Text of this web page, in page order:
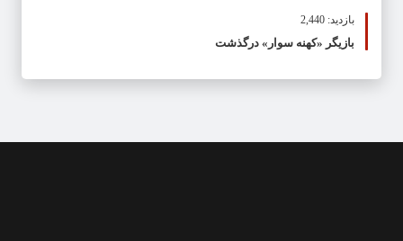
بازدید: 2,440
بازیگر «کهنه سوار» درگذشت